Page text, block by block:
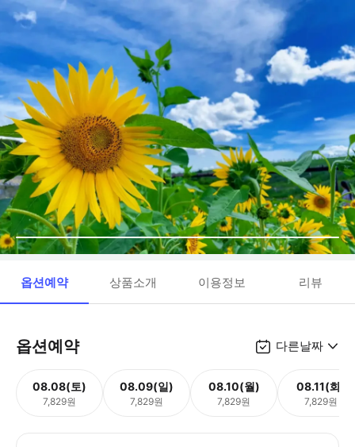
옵션예약 상품소개 이용정보 리뷰
옵션예약 다른날짜
08.08(토)
7,829원
08.09(일)
7,829원
08.10(월)
7,829원
08.11(화)
7,829원